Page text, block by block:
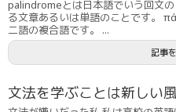
palindromeとは日本語でいう回文
る文章あるいは単語のことです。
二語の複合語です。 ...
記事
文法を学ぶことは新しい